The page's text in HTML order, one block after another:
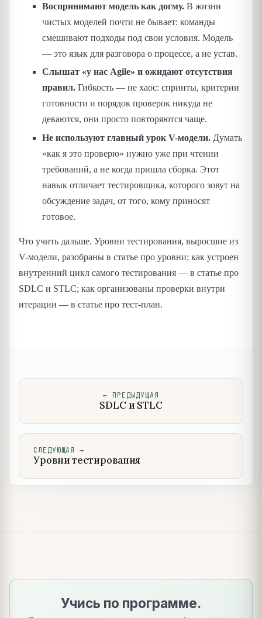
Воспринимают модель как догму. В жизни
чистых моделей почти не бывает: команды
смешивают подходы под свои условия. Модель
— это язык для разговора о процессе, а не устав.
Слышат «у нас Agile» и ожидают отсутствия
правил. Гибкость — не хаос: спринты, критерии
готовности и порядок проверок никуда не
деваются, они просто повторяются чаще.
Не используют главный урок V-модели. Думать
«как я это проверю» нужно уже при чтении
требований, а не когда пришла сборка. Этот
навык отличает тестировщика, которого зовут на
обсуждение задач, от того, кому приносят
готовое.
Что учить дальше. Уровни тестирования, выросшие из
V-модели, разобраны в статье про уровни; как устроен
внутренний цикл самого тестирования — в статье про
SDLC и STLC; как организованы проверки внутри
итерации — в статье про тест-план.
← ПРЕДЫДУЩАЯ
SDLC и STLC
СЛЕДУЮЩАЯ →
Уровни тестирования
Учись по программе.